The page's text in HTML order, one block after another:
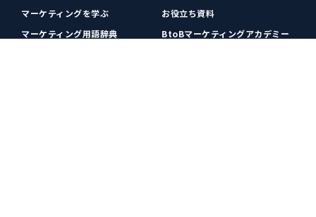
マーケティングを学ぶ
お役立ち資料
マーケティング用語辞典
BtoBマーケティングアカデミー